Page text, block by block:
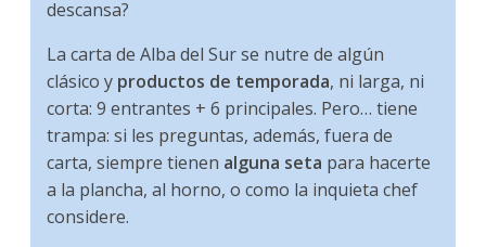
descansa?
La carta de Alba del Sur se nutre de algún
clásico y productos de temporada, ni larga, ni
corta: 9 entrantes + 6 principales. Pero… tiene
trampa: si les preguntas, además, fuera de
carta, siempre tienen alguna seta para hacerte
a la plancha, al horno, o como la inquieta chef
considere.